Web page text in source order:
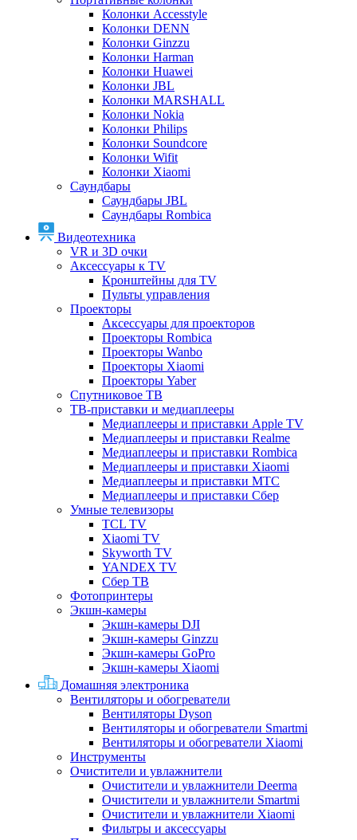
Колонки Accesstyle
Колонки DENN
Колонки Ginzzu
Колонки Harman
Колонки Huawei
Колонки JBL
Колонки MARSHALL
Колонки Nokia
Колонки Philips
Колонки Soundcore
Колонки Wifit
Колонки Xiaomi
Саундбары
Саундбары JBL
Саундбары Rombica
Видеотехника
VR и 3D очки
Аксессуары к TV
Кронштейны для TV
Пульты управления
Проекторы
Аксессуары для проекторов
Проекторы Rombica
Проекторы Wanbo
Проекторы Xiaomi
Проекторы Yaber
Спутниковое ТВ
ТВ-приставки и медиаплееры
Медиаплееры и приставки Apple TV
Медиаплееры и приставки Realme
Медиаплееры и приставки Rombica
Медиаплееры и приставки Xiaomi
Медиаплееры и приставки МТС
Медиаплееры и приставки Сбер
Умные телевизоры
TCL TV
Xiaomi TV
Skyworth TV
YANDEX TV
Сбер ТВ
Фотопринтеры
Экшн-камеры
Экшн-камеры DJI
Экшн-камеры Ginzzu
Экшн-камеры GoPro
Экшн-камеры Xiaomi
Домашняя электроника
Вентиляторы и обогреватели
Вентиляторы Dyson
Вентиляторы и обогреватели Smartmi
Вентиляторы и обогреватели Xiaomi
Инструменты
Очистители и увлажнители
Очистители и увлажнители Deerma
Очистители и увлажнители Smartmi
Очистители и увлажнители Xiaomi
Фильтры и аксессуары